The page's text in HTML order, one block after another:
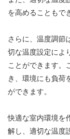
を高めることもで
さらに、温度調節
切な温度設定によ
ことができます。
き、環境にも負荷
ができます。
快適な室内環境を
解し、適切な温度